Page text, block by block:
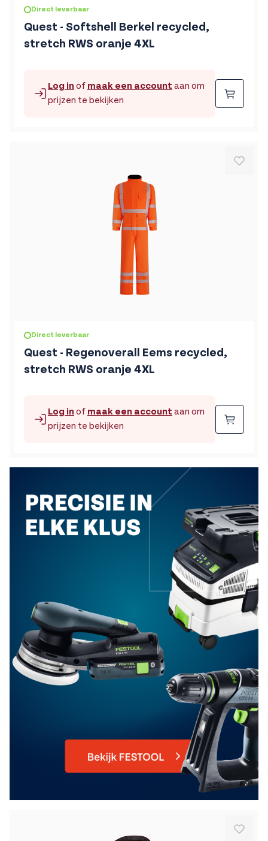
Direct leverbaar
Quest - Softshell Berkel recycled,
stretch RWS oranje 4XL
Log inof maak een account aan om
prijzen te bekijken
Direct leverbaar
Quest - Regenoverall Eems recycled,
stretch RWS oranje 4XL
Log inof maak een account aan om
prijzen te bekijken